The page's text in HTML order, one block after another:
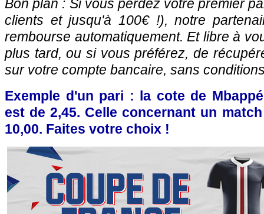
Bon plan : Si vous perdez votre premier
clients et jusqu'à 100€ !), notre
rembourse automatiquement. Et libre à
plus tard, ou si vous préférez, de
sur votre compte bancaire, sans
Exemple d'un pari : la cote de
est de 2,45. Celle concernant un
10,00. Faites votre choix !